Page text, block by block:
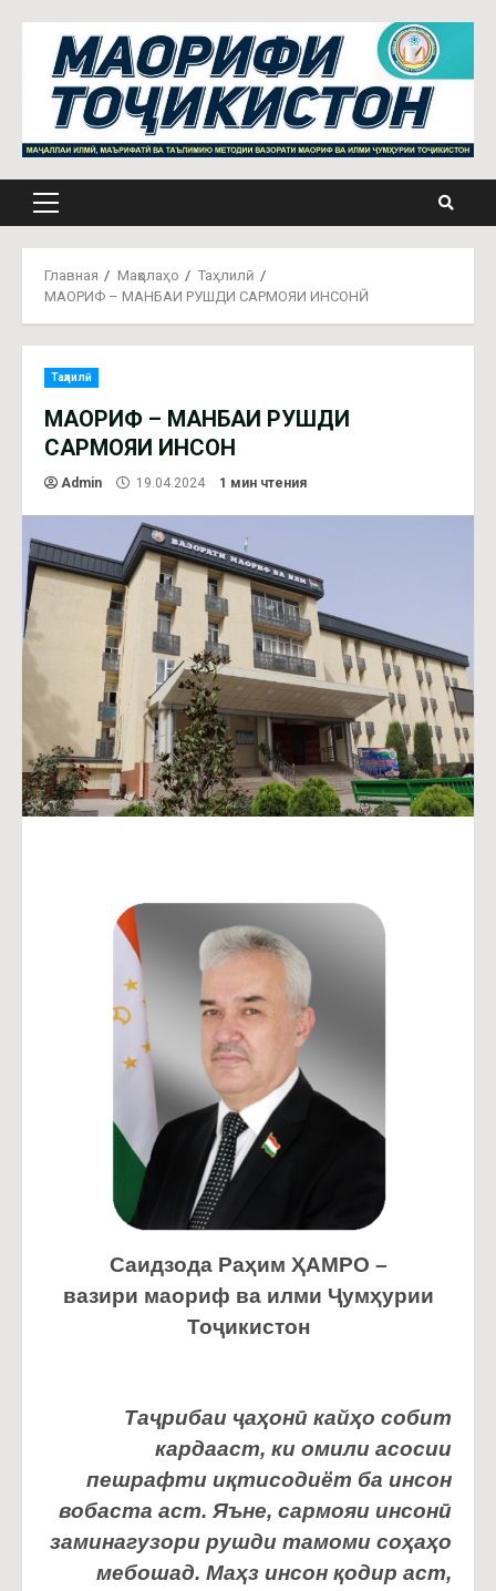
Главная Мақолаҳо
Таҳлилӣ
МАОРИФ – МАНБАИ РУШДИ САРМОЯИ ИНСОНӢ
Таҳлилӣ
МАОРИФ – МАНБАИ РУШДИ
САРМОЯИ ИНСОНӢ
Admin 19.04.2024 1 мин чтения
Саидзода Раҳим ҲАМРО –
вазири маориф ва илми Ҷумҳурии
Тоҷикистон
Таҷрибаи ҷаҳонӣ кайҳо собит
кардааст, ки омили асосии
пешрафти иқтисодиёт ба инсон
вобаста аст. Яъне, сармояи инсонӣ
заминагузори рушди тамоми соҳаҳо
мебошад. Маҳз инсон қодир аст,